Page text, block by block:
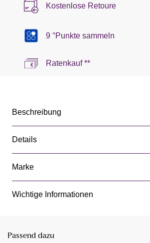
Kostenlose Retoure
9 °Punkte sammeln
Ratenkauf **
Beschreibung
Details
Marke
Wichtige Informationen
Passend dazu